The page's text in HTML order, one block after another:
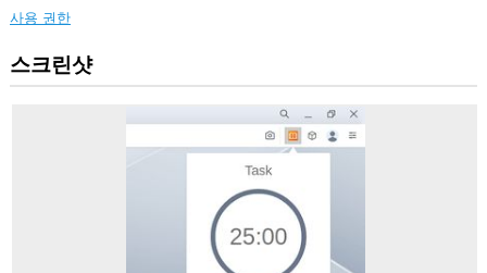
사용 권한
This
extension
스크린샷